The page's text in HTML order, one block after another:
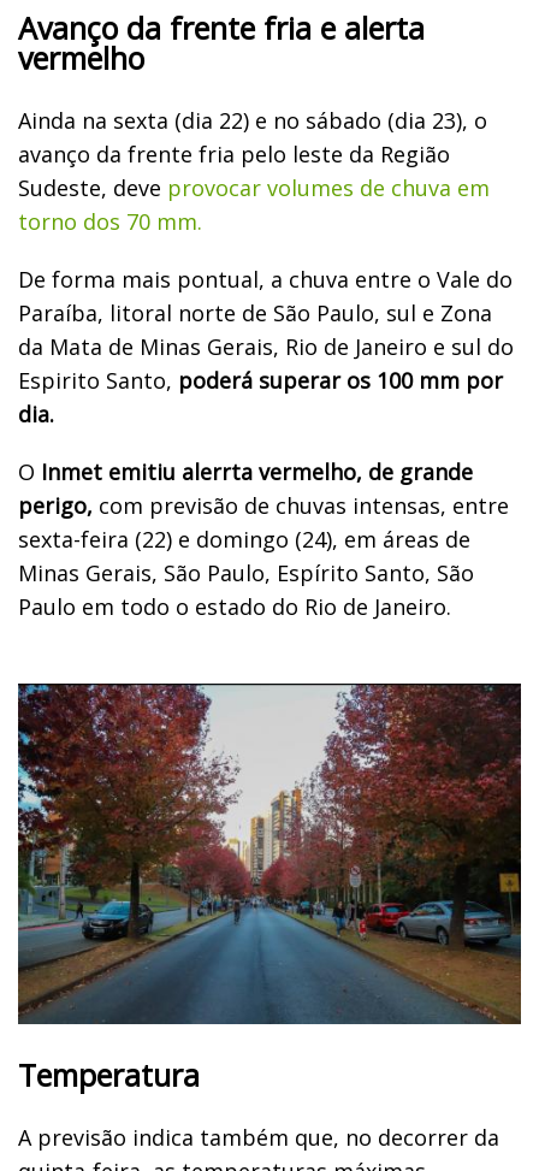
Avanço da frente fria e alerta
vermelho
Ainda na sexta (dia 22) e no sábado (dia 23), o
avanço da frente fria pelo leste da Região
Sudeste, deve provocar volumes de chuva em
torno dos 70 mm.
De forma mais pontual, a chuva entre o Vale do
Paraíba, litoral norte de São Paulo, sul e Zona
da Mata de Minas Gerais, Rio de Janeiro e sul do
Espirito Santo, poderá superar os 100 mm por
dia.
O Inmet emitiu alerrta vermelho, de grande
perigo, com previsão de chuvas intensas, entre
sexta-feira (22) e domingo (24), em áreas de
Minas Gerais, São Paulo, Espírito Santo, São
Paulo em todo o estado do Rio de Janeiro.
Temperatura
A previsão indica também que, no decorrer da